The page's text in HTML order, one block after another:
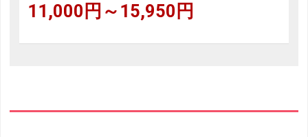
11,000円～15,950円